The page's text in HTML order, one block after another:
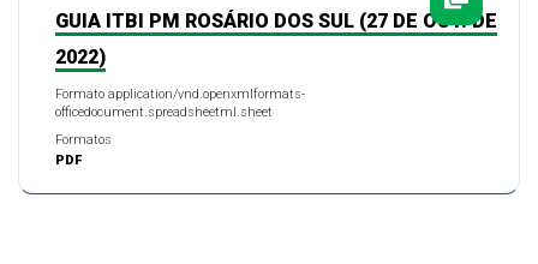
GUIA ITBI PM ROSÁRIO DOS SUL (27 DE OUT. DE
2022)
Formato application/vnd.openxmlformats-
officedocument.spreadsheetml.sheet
Formatos
PDF